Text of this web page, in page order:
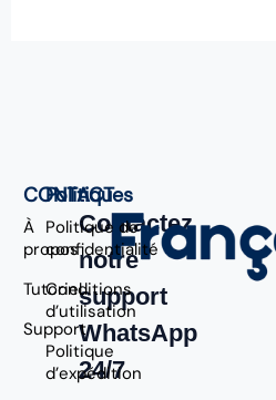
CONTACT
À
propos
Tutoriel
Support
Politiques
Politique de
confidentialité
Conditions
d’utilisation
Politique
d’expédition
Contactez
notre
support
WhatsApp
24/7